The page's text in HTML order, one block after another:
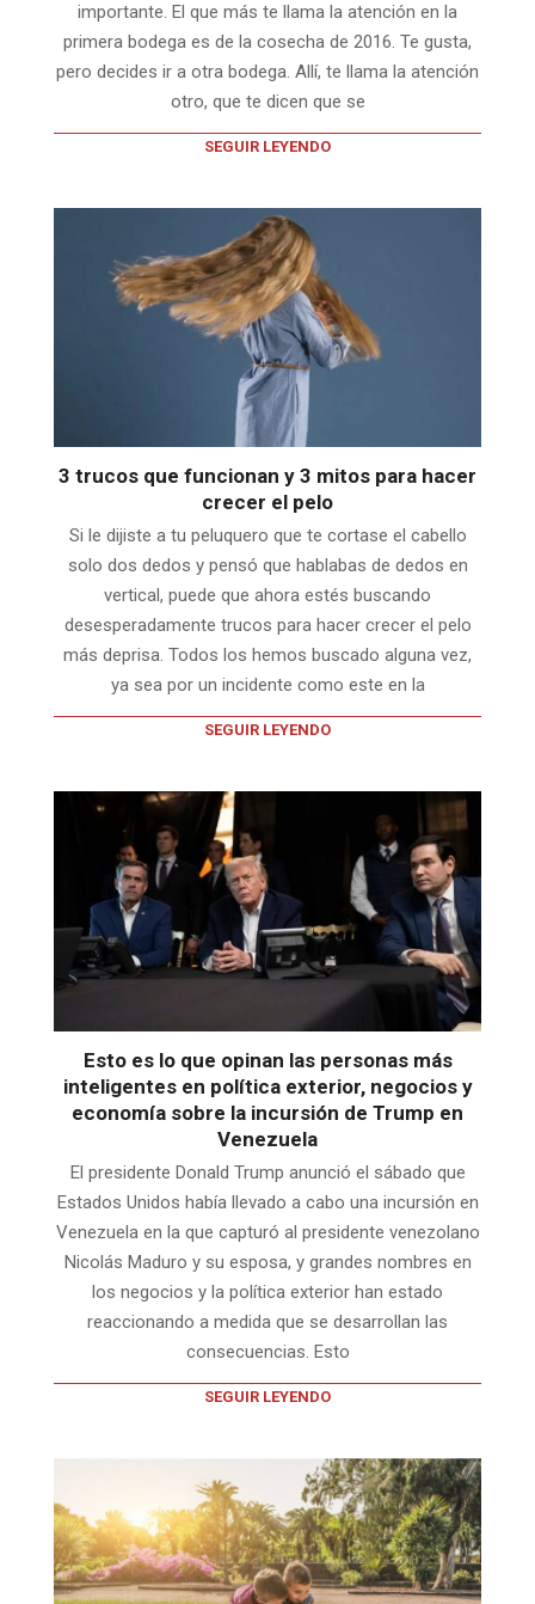
importante. El que más te llama la atención en la
primera bodega es de la cosecha de 2016. Te gusta,
pero decides ir a otra bodega. Allí, te llama la atención
otro, que te dicen que se
SEGUIR LEYENDO
3 trucos que funcionan y 3 mitos para hacer
crecer el pelo
Si le dijiste a tu peluquero que te cortase el cabello
solo dos dedos y pensó que hablabas de dedos en
vertical, puede que ahora estés buscando
desesperadamente trucos para hacer crecer el pelo
más deprisa. Todos los hemos buscado alguna vez,
ya sea por un incidente como este en la
SEGUIR LEYENDO
Esto es lo que opinan las personas más
inteligentes en política exterior, negocios y
economía sobre la incursión de Trump en
Venezuela
El presidente Donald Trump anunció el sábado que
Estados Unidos había llevado a cabo una incursión en
Venezuela en la que capturó al presidente venezolano
Nicolás Maduro y su esposa, y grandes nombres en
los negocios y la política exterior han estado
reaccionando a medida que se desarrollan las
consecuencias. Esto
SEGUIR LEYENDO